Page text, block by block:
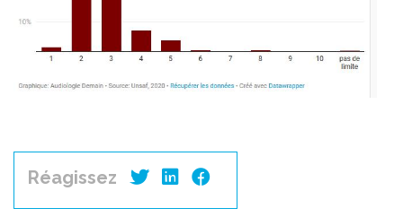
Réagissez